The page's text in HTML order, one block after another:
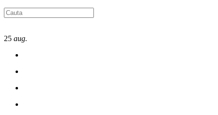
25 aug.